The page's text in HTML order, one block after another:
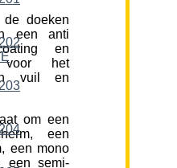
doeken
een anti
en
voor het
vuil en
om een
een
een mono
een semi-